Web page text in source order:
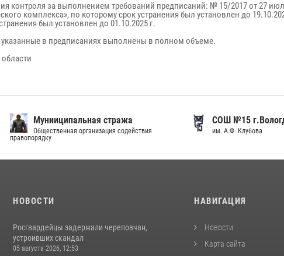
контроля за выполнением требований предписаний: № 15/2017 от 27
комплекса», по которому срок устранения был установлен до
был установлен до 01.10.2025 г.
в предписаниях выполнены в полном объеме.
Мунииципальная стража
Общественная организация содействия
правопорядку
СОШ №15
им. А.Ф. Клубова
НОВОСТИ
Росгвардейцы задержали череповчан,
устроивших скандал
05 августа 2026, 12:53
НАВИГАЦИЯ
Новости
Карта сайта